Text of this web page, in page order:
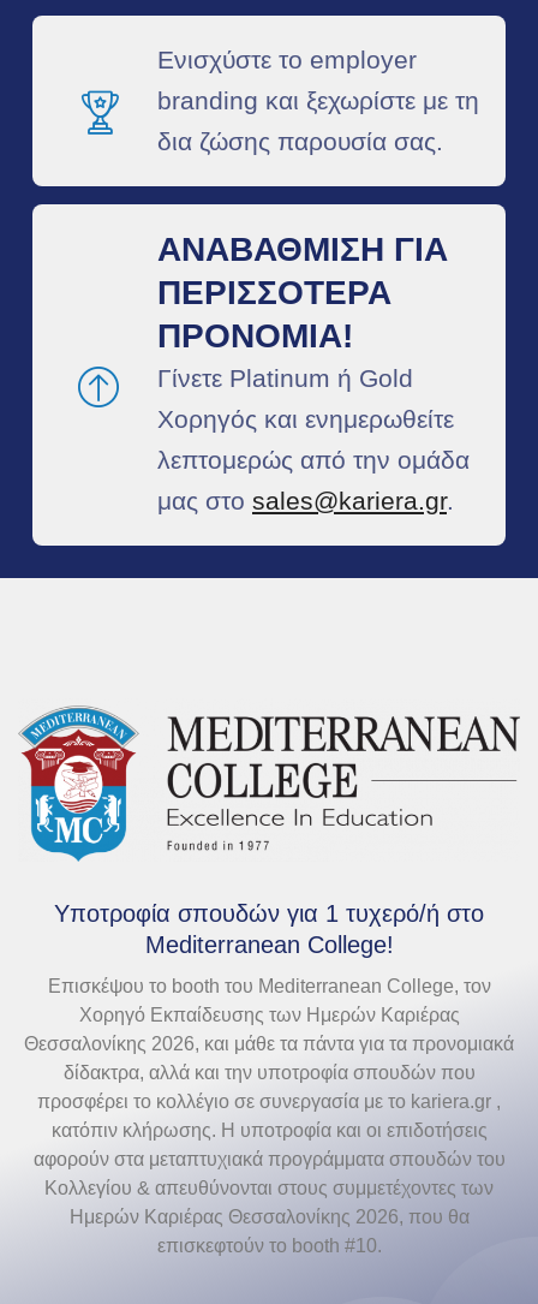
Ενισχύστε το employer
branding και ξεχωρίστε με τη
δια ζώσης παρουσία σας. ​
ΑΝΑΒΆΘΜΙΣΗ ΓΙΑ
ΠΕΡΙΣΣΌΤΕΡΑ
ΠΡΟΝΌΜΙΑ!​
Γίνετε Platinum ή Gold
Χορηγός και ενημερωθείτε
λεπτομερώς από την ομάδα
μας στο sales@kariera.gr.
Υποτροφία σπουδών για 1 τυχερό/ή στο
Mediterranean College!
Επισκέψου το booth του Mediterranean College, τον
Χορηγό Εκπαίδευσης των Ημερών Καριέρας
Θεσσαλονίκης 2026, και μάθε τα πάντα για τα προνομιακά
δίδακτρα, αλλά και την υποτροφία σπουδών που
προσφέρει το κολλέγιο σε συνεργασία με το kariera.gr ,
κατόπιν κλήρωσης. Η υποτροφία και οι επιδοτήσεις
αφορούν στα μεταπτυχιακά προγράμματα σπουδών του
Κολλεγίου & απευθύνονται στους συμμετέχοντες των
Ημερών Καριέρας Θεσσαλονίκης 2026, που θα
επισκεφτούν το booth #10.